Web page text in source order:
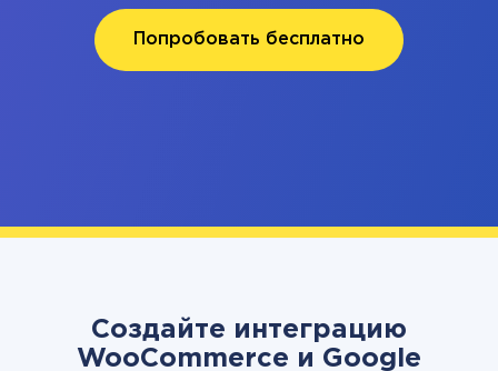
Попробовать бесплатно
Создайте интеграцию
WooCommerce и Google